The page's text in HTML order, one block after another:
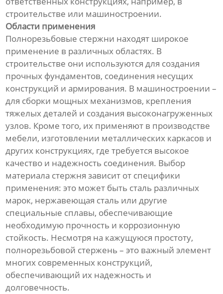
строительстве или машиностроении.
Области применения
Полнорезьбовые стержни находят широкое
применение в различных областях. В
строительстве они используются для создания
прочных фундаментов, соединения несущих
конструкций и армирования. В машиностроении –
для сборки мощных механизмов, крепления
тяжелых деталей и создания высоконагруженных
узлов. Кроме того, их применяют в производстве
мебели, изготовлении металлических каркасов и
других конструкциях, где требуется высокое
качество и надежность соединения. Выбор
материала стержня зависит от специфики
применения: это может быть сталь различных
марок, нержавеющая сталь или другие
специальные сплавы, обеспечивающие
необходимую прочность и коррозионную
стойкость. Несмотря на кажущуюся простоту,
полнорезьбовой стержень – это важный элемент
многих современных конструкций,
обеспечивающий их надежность и
долговечность.